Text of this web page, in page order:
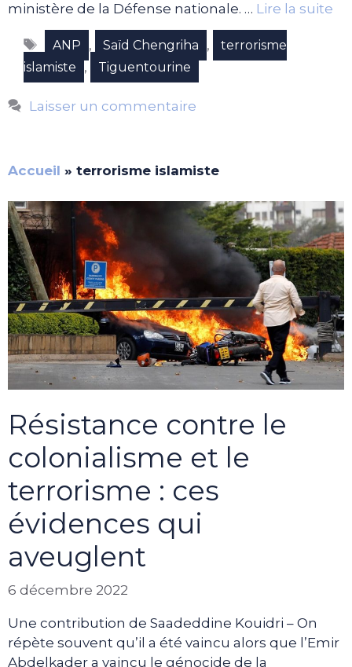
ministère de la Défense nationale. … Lire la suite
Étiquettes
ANP , Saïd Chengriha ,
terrorisme
islamiste
, Tiguentourine
Laisser un commentaire
Accueil » terrorisme islamiste
Résistance contre le
colonialisme et le
terrorisme : ces
évidences qui
aveuglent
6 décembre 2022
Une contribution de Saadeddine Kouidri – On
répète souvent qu’il a été vaincu alors que l’Emir
Abdelkader a vaincu le génocide de la